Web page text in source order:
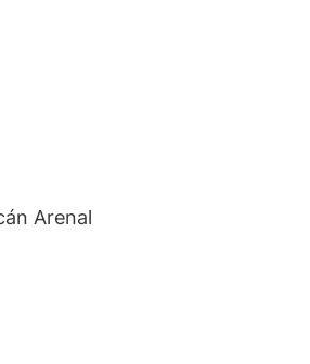
Arenal